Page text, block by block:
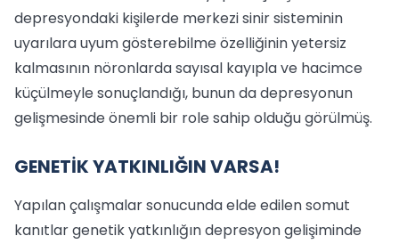
depresyondaki kişilerde merkezi sinir sisteminin
uyarılara uyum göstere­bilme özelliğinin yetersiz
kalmasının nö­ronlarda sayısal kayıpla ve hacimce
küçül­meyle sonuçlandığı, bunun da depresyo­nun
gelişmesinde önemli bir role sahip ol­duğu görülmüş.
GENETİK YATKINLIĞIN VARSA!
Yapılan çalışmalar sonucunda elde edi­len somut
kanıtlar genetik yatkınlığın depresyon gelişiminde